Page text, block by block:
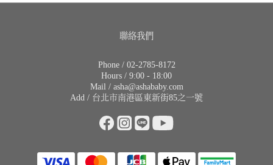
聯絡我們
Phone / 02-2785-8172
Hours / 9:00 - 18:00
Mail / asha@ashababy.com
Add / 台北市南港區東新街85之一號